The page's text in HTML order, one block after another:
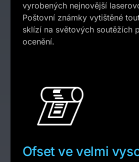
vyrobených nejnovější
Poštovní známky vytištěné
sklízí na světových soutěžích
ocenění.
Ofset ve velmi